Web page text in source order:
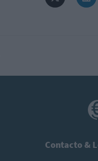
Contacto &